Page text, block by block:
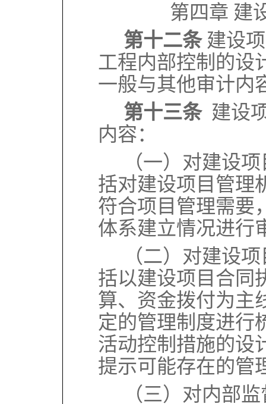
第四章 建
第十二条建设
工程内部控制的设
一般与其他审计内
第十三条 建设
内容：
（一）对建设
括对建设项目管理
符合项目管理需要
体系建立情况进行
（二）对建设
括以建设项目合同
算、资金拨付为主
定的管理制度进行
活动控制措施的设
提示可能存在的管
（三）对内部